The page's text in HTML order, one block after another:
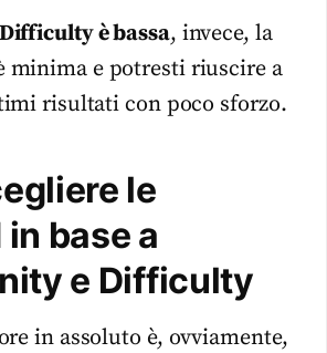
è bassa, invece, la
minima e potresti riuscire a
risultati con poco sforzo.
le
base a
e Difficulty
in assoluto è, ovviamente,